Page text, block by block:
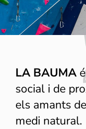
LA BAUMA
social i de
els amants
medi natural.
Són
necessaris
perquè el
lloc web
Estadístiques
Per tal que
millorem la
funcionalitat i
l'estructura del